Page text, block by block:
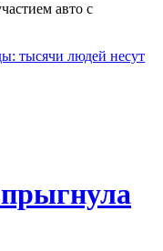
авто с
тысячи людей несут